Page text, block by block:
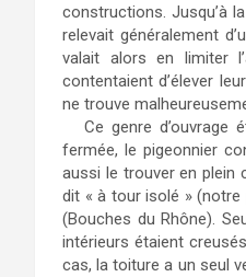
b
o
k
t
e
r
l
constructions. Jusqu’à
relevait généralement
valait alors en limiter
contentaient d’élever
ne trouve
Ce genre
fermée, le pigeonnier
aussi le trouver en plein
dit « à tour isolé » (notre
(Bouches du Rhône).
intérieurs étaient
cas, la toiture a un seul